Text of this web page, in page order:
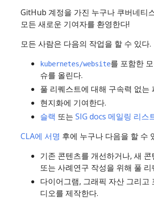
GitHub 계정을 가진 누구나 쿠버네티
모든 새로운 기여자를 환영한다!
모든 사람은 다음의 작업을 할 수 있다.
kubernetes/website를 포함한
슈를 올린다.
풀 리퀘스트에 대해 구속력 없는
현지화에 기여한다.
슬랙 또는 SIG docs 메일링 리스
CLA에 서명 후에 누구나 다음을 할 수
기존 콘텐츠를 개선하거나, 새
또는 사례연구 작성을 위해 풀 리
다이어그램, 그래픽 자산 그리고
디오를 제작한다.